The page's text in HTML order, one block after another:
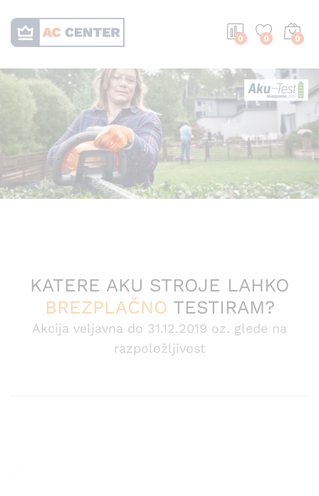
0 0 0
KATERE AKU STROJE LAHKO
BREZPLAČNO TESTIRAM?
Akcija veljavna do 31.12.2019 oz. glede na
razpoložljivost